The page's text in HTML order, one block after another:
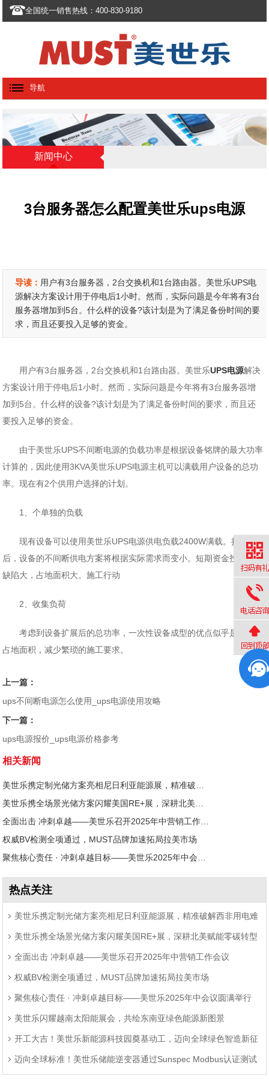
全国统一销售热线：400-830-9180
导航
新闻中心
3台服务器怎么配置美世乐ups电源
导读： 用户有3台服务器，2台交换机和1台路由器。美世乐UPS电
源解决方案设计用于停电后1小时。然而，实际问题是今年将有3台
服务器增加到5台。什么样的设备?该计划是为了满足备份时间的要
求，而且还要投入足够的资金。
用户有3台服务器，2台交换机和1台路由器。美世乐UPS电源解决
方案设计用于停电后1小时。然而，实际问题是今年将有3台服务器增
加到5台。什么样的设备?该计划是为了满足备份时间的要求，而且还
要投入足够的资金。
由于美世乐UPS不间断电源的负载功率是根据设备铭牌的最大功率
计算的，因此使用3KVA美世乐UPS电源主机可以满载用户设备的总功
率。现在有2个供用户选择的计划。
1、个单独的负载
现有设备可以使用美世乐UPS电源供电负载2400W满载。扩建
后，设备的不间断供电方案将根据实际需求而变小。短期资金投入小，
缺陷大，占地面积大。施工行动
2、收集负荷
考虑到设备扩展后的总功率，一次性设备成型的优点似乎是：节省
占地面积，减少繁琐的施工要求。
上一篇：
ups不间断电源怎么使用_ups电源使用攻略
下一篇：
ups电源报价_ups电源价格参考
相关新闻
美世乐携定制光储方案亮相尼日利亚能源展，精准破解西非用电难题
美世乐携全场景光储方案闪耀美国RE+展，深耕北美赋能零碳转型
全面出击 冲刺卓越——美世乐召开2025年中营销工作会议
权威BV检测全项通过，MUST品牌加速拓局拉美市场
聚焦核心责任 · 冲刺卓越目标——美世乐2025年中会议圆满举行
热点关注
美世乐携定制光储方案亮相尼日利亚能源展，精准破解西非用电难
题 美世乐携全场景光储方案闪耀美国RE+展，深耕北美赋能零碳转型
全面出击 冲刺卓越——美世乐召开2025年中营销工作会议
权威BV检测全项通过，MUST品牌加速拓局拉美市场
聚焦核心责任 · 冲刺卓越目标——美世乐2025年中会议圆满举行
美世乐闪耀越南太阳能展会，共绘东南亚绿色能源新图景
开工大吉！美世乐新能源科技园奠基动工，迈向全球绿色智造新征
程 迈向全球标准！美世乐储能逆变器通过Sunspec Modbus认证测试